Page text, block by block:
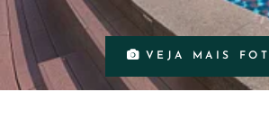
VEJA MAIS